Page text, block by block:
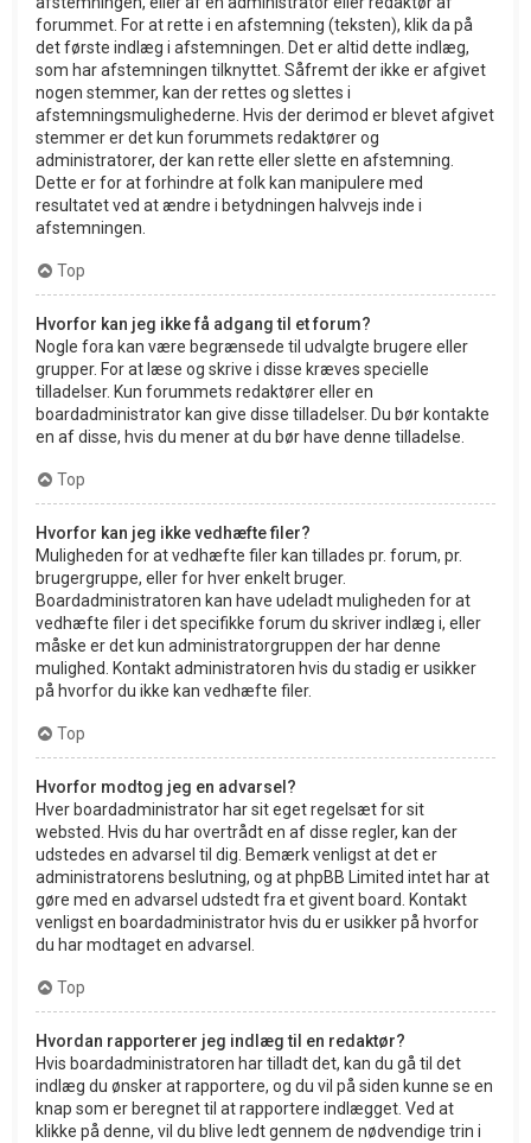
forummet. For at rette i en afstemning (teksten), klik da på
det første indlæg i afstemningen. Det er altid dette indlæg,
som har afstemningen tilknyttet. Såfremt der ikke er afgivet
nogen stemmer, kan der rettes og slettes i
afstemningsmulighederne. Hvis der derimod er blevet afgivet
stemmer er det kun forummets redaktører og
administratorer, der kan rette eller slette en afstemning.
Dette er for at forhindre at folk kan manipulere med
resultatet ved at ændre i betydningen halvvejs inde i
afstemningen.
Top
Hvorfor kan jeg ikke få adgang til et forum?
Nogle fora kan være begrænsede til udvalgte brugere eller
grupper. For at læse og skrive i disse kræves specielle
tilladelser. Kun forummets redaktører eller en
boardadministrator kan give disse tilladelser. Du bør kontakte
en af disse, hvis du mener at du bør have denne tilladelse.
Top
Hvorfor kan jeg ikke vedhæfte filer?
Muligheden for at vedhæfte filer kan tillades pr. forum, pr.
brugergruppe, eller for hver enkelt bruger.
Boardadministratoren kan have udeladt muligheden for at
vedhæfte filer i det specifikke forum du skriver indlæg i, eller
måske er det kun administratorgruppen der har denne
mulighed. Kontakt administratoren hvis du stadig er usikker
på hvorfor du ikke kan vedhæfte filer.
Top
Hvorfor modtog jeg en advarsel?
Hver boardadministrator har sit eget regelsæt for sit
websted. Hvis du har overtrådt en af disse regler, kan der
udstedes en advarsel til dig. Bemærk venligst at det er
administratorens beslutning, og at phpBB Limited intet har at
gøre med en advarsel udstedt fra et givent board. Kontakt
venligst en boardadministrator hvis du er usikker på hvorfor
du har modtaget en advarsel.
Top
Hvordan rapporterer jeg indlæg til en redaktør?
Hvis boardadministratoren har tilladt det, kan du gå til det
indlæg du ønsker at rapportere, og du vil på siden kunne se en
knap som er beregnet til at rapportere indlægget. Ved at
klikke på denne, vil du blive ledt gennem de nødvendige trin i